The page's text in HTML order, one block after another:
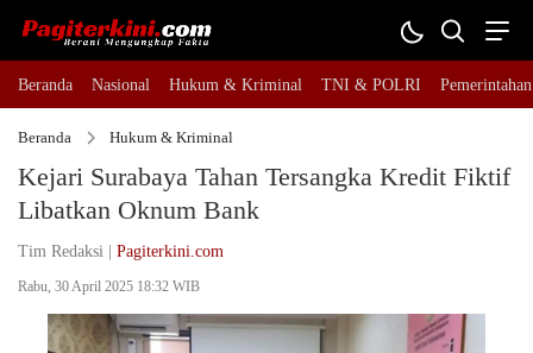
Beranda Nasional Hukum & Kriminal TNI & POLRI Pemerintahan
Beranda Hukum & Kriminal
Kejari Surabaya Tahan Tersangka Kredit Fiktif
Libatkan Oknum Bank
Tim Redaksi | Pagiterkini.com
Rabu, 30 April 2025 18:32 WIB